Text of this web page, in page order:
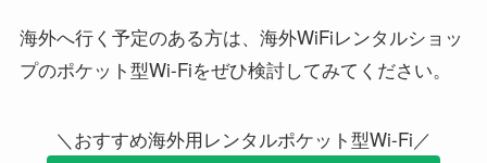
海外へ行く予定のある方は、海外WiFiレンタルショッ
プのポケット型Wi-Fiをぜひ検討してみてください。
＼おすすめ海外用レンタルポケット型Wi-Fi／